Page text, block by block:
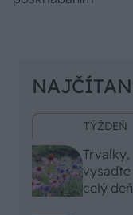
TÝŽDEŇ
Trvalky,
celý deň